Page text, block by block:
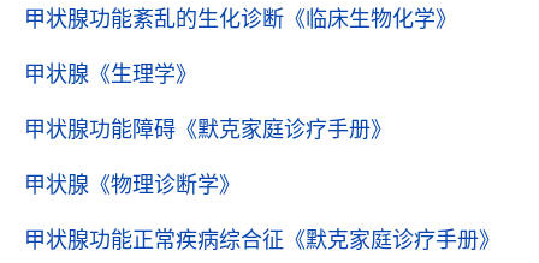
甲状腺功能紊乱的生化诊断 《临床生物化学》
甲状腺 《生理学》
甲状腺功能障碍 《默克家庭诊疗手册》
甲状腺 《物理诊断学》
甲状腺功能正常疾病综合征 《默克家庭诊疗手册》